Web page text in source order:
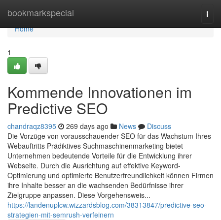
bookmarkspecial
Home
Home
1
Kommende Innovationen im
Predictive SEO
chandraqz8395 269 days ago News
Discuss
Die Vorzüge von vorausschauender SEO für das Wachstum Ihres
Webauftritts Prädiktives Suchmaschinenmarketing bietet
Unternehmen bedeutende Vorteile für die Entwicklung ihrer
Webseite. Durch die Ausrichtung auf effektive Keyword-
Optimierung und optimierte Benutzerfreundlichkeit können Firmen
ihre Inhalte besser an die wachsenden Bedürfnisse ihrer
Zielgruppe anpassen. Diese Vorgehensweis...
https://landenuplcw.wizzardsblog.com/38313847/predictive-seo-
strategien-mit-semrush-verfeinern